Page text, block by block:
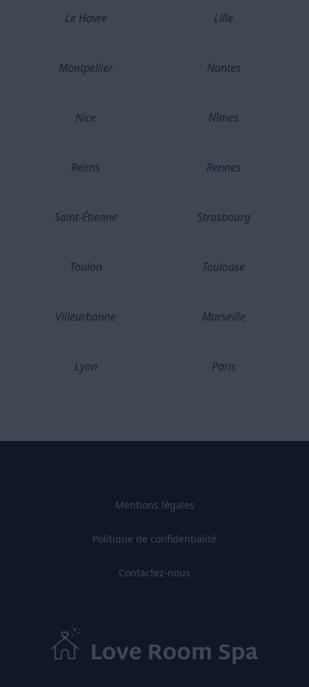
Le Havre Lille
Montpellier Nantes
Nice Nîmes
Reims Rennes
Saint-Étienne Strasbourg
Toulon Toulouse
Villeurbanne Marseille
Lyon Paris
Mentions légales
Politique de confidentialité
Contactez-nous